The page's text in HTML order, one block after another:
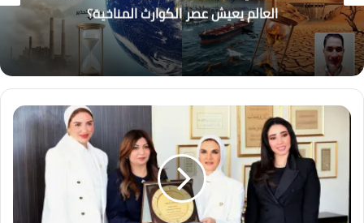
العالم يعيش عصر الكوارث المناخية؟